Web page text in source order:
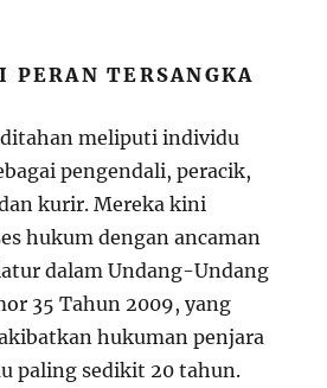
TERSANGKA
meliputi individu
pengendali, peracik,
kurir. Mereka kini
hukum dengan ancaman
dalam Undang-Undang
35 Tahun 2009, yang
hukuman penjara
paling sedikit 20 tahun.